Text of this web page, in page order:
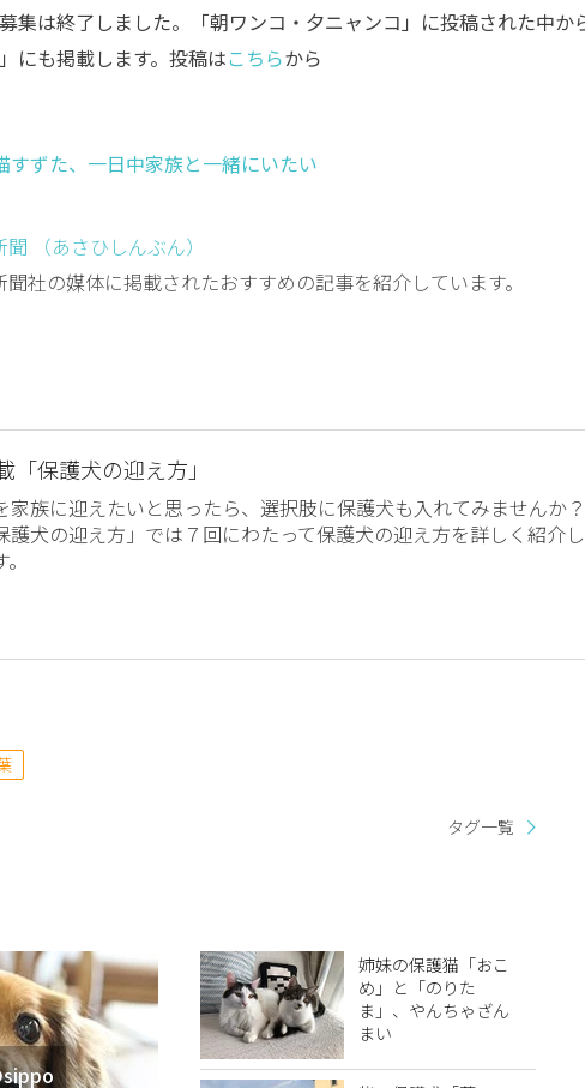
は終了しました。「朝ワンコ・夕ニャンコ」に投稿された中か
にも掲載します。投稿はこちらから
ずた、一日中家族と一緒にいたい
（あさひしんぶん）
聞社の媒体に掲載されたおすすめの記事を紹介しています。
「保護犬の迎え方」
家族に迎えたいと思ったら、選択肢に保護犬も入れてみませんか
護犬の迎え方」では７回にわたって保護犬の迎え方を詳しく紹介
タグ一覧
姉妹の保護猫「おこ
め」と「のりた
ま」、やんちゃざん
まい